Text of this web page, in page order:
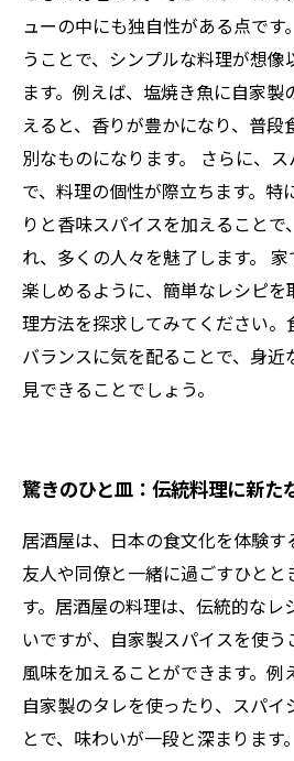
ューの中にも独自性がある点で
うことで、シンプルな料理が想像
ます。例えば、塩焼き魚に自家製
えると、香りが豊かになり、普
別なものになります。 さらに、
で、料理の個性が際立ちます。特
りと香味スパイスを加えることで
れ、多くの人々を魅了します。
楽しめるように、簡単なレシピ
理方法を探求してみてください
バランスに気を配ることで、身近
見できることでしょう。
驚きのひと皿：伝統料理に新た
居酒屋は、日本の食文化を体験す
友人や同僚と一緒に過ごすひと
す。居酒屋の料理は、伝統的なレ
いですが、自家製スパイスを使
風味を加えることができます。例
自家製のタレを使ったり、スパイ
とで、味わいが一段と深まります